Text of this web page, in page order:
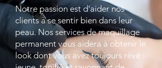
Notre passion est d'aider nos
clients à se sentir bien dans leur
peau. Nos services de maquillage
permanent vous aidera à obtenir le
look dont vous avez toujours rêvé :